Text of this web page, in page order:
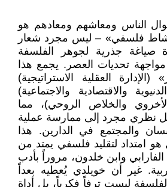
الناس ومعاشهم ومعادهم هو
فلسفي» – ليس مجرد شعار
صياغة جذرية لجوهر الفلسفة
مواجهة تحديات العصر. يجمع هذا
(الإدارة العقلية الاستراتيجية)
والاقتصادية والاجتماعية)
والخلاص الروحي)، مما
نظري مجرد إلى ممارسة عملية
والمجتمع في الدارين. هذا
امتداد لتقليد فلسفي يمتد من
وابن خلدون، مروراً بأدب
غير أن خويلدي يُعطيه بعداً
ليست ترفاً فكرياً، بل أداة